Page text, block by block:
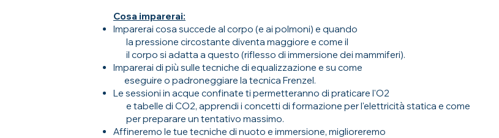
Cosa imparerai:
Imparerai cosa succede al corpo (e ai polmoni) e quando
la pressione circostante diventa maggiore e come il
il corpo si adatta a questo (riflesso di immersione dei mammiferi).
Imparerai di più sulle tecniche di equalizzazione e su come
eseguire o padroneggiare la tecnica Frenzel.
Le sessioni in acque confinate ti permetteranno di praticare l'O2
e tabelle di CO2, apprendi i concetti di formazione per l'elettricità statica e come
per preparare un tentativo massimo.
Affineremo le tue tecniche di nuoto e immersione, miglioreremo